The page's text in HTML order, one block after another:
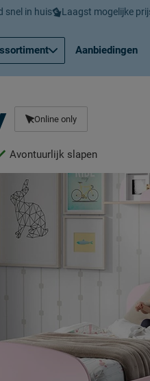
snel in huis Laagst mogelijke
Aanbiedingen
Online only
Avontuurlijk slapen